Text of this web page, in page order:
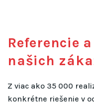
Referencie
našich
Z viac ako 35 000
konkrétne riešenie v